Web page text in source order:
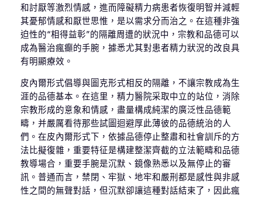
和討厭等激烈情感，進而障礙精力病患者恢復明智并減輕
其憂郁情感和厭世思惟，是以需求分而治之。在這種非強
迫性的“相得益彰”的隔離周遭的狀況中，宗教和品德可以
成為醫治瘋癲的手腕，據悉尤其對患者精力狀況的改良具
有明顯療效。
皮內爾形式倡導與圖克形式相反的隔離，不讓宗教成為生
涯的品德基本。在這里，精力醫院采取中立的站位，消除
宗教形成的意象和情感，盡量構成純潔的廣泛性品德範
疇，并嚴厲看待那些試圖迴避厚此薄彼的品德統治的人
們。在皮內爾形式下，依據品德停止整肅和社會訓斥的方
法比擬復雜，重要特征是構建整潔齊截的立法範疇和品德
教導場合，重要手腕是沉默、鏡像熟悉以及無停止的審
訊。普通而言，禁閉、牢獄、地牢和嚴刑都是感性與非感
性之間的無聲對話，但沉默卻讓這種對話結束了，因此瘋